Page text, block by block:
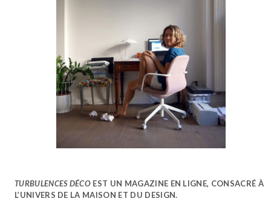
TURBULENCES DÉCO EST UN MAGAZINE EN LIGNE, CONSACRÉ À
L’UNIVERS DE LA MAISON ET DU DESIGN.